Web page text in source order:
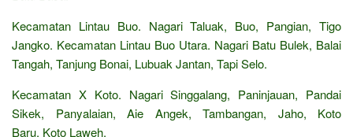
Kecamatan Lintau Buo. Nagari Taluak, Buo, Pangian, Tigo
Jangko. Kecamatan Lintau Buo Utara. Nagari Batu Bulek, Balai
Tangah, Tanjung Bonai, Lubuak Jantan, Tapi Selo.
Kecamatan X Koto. Nagari Singgalang, Paninjauan, Pandai
Sikek, Panyalaian, Aie Angek, Tambangan, Jaho, Koto
Baru, Koto Laweh.